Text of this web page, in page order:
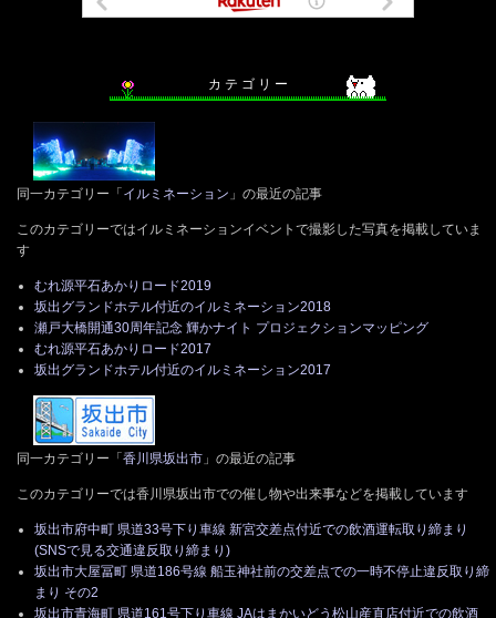
カ テ ゴ リ ー
同一カテゴリー「イルミネーション 」の最近の記事
このカテゴリーではイルミネーションイベントで撮影した写真を掲載していま
す
むれ源平石あかりロード2019
坂出グランドホテル付近のイルミネーション2018
瀬戸大橋開通30周年記念 輝かナイト プロジェクションマッピング
むれ源平石あかりロード2017
坂出グランドホテル付近のイルミネーション2017
同一カテゴリー「香川県坂出市 」の最近の記事
このカテゴリーでは香川県坂出市での催し物や出来事などを掲載しています
坂出市府中町 県道33号下り車線 新宮交差点付近での飲酒運転取り締まり
(SNSで見る交通違反取り締まり)
坂出市大屋冨町 県道186号線 船玉神社前の交差点での一時不停止違反取り締
まり その2
坂出市青海町 県道161号下り車線 JAはまかいどう松山産直店付近での飲酒